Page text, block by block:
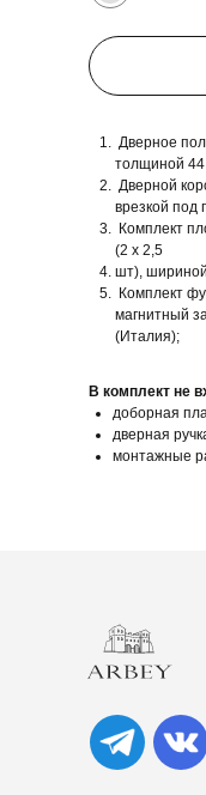
Дверное
толщиной
Дверной
врезкой под
Комплект
(2 х 2,5
шт),
Комплект
магнитный
(Италия);
В комплект не
доборная
дверная
монтажные